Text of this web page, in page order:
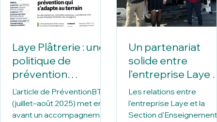
Laye Plâtrerie : une
politique de
prévention
pragmatique et
innovante
accompagnée par
L’article de PréventionBTP
(juillet–août 2025) met en
avant un accompagnement
Un partenariat
solide entre
l'entreprise Laye
la SEGPA de
Domène
Les relations entre
l'entreprise Laye et la
Section d'Enseignement